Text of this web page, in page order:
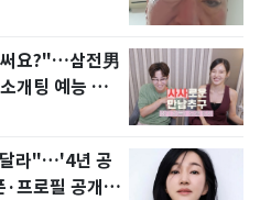
요?"…삼전男
개팅 예능 화
라"…'4년 공
프로필 공개